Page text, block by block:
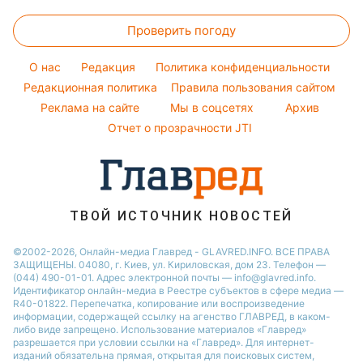
Новости Житомира
Новости Одессы
Погода на сегодня
Погода на завтра
Пылевая буря
Окрашивание волос
Красивый маникюр
Модные ошибки
Новости моды
Советы от Андре Тана
Проверить погоду
O нас Редакция
Политика конфиденциальности
Редакционная политика
Правила пользования сайтом
Реклама на сайте
Мы в соцсетях
Архив
Отчет о прозрачности JTI
ТВОЙ ИСТОЧНИК НОВОСТЕЙ
©2002-2026, Онлайн-медиа Главред - GLAVRED.INFO. ВСЕ ПРАВА
ЗАЩИЩЕНЫ. 04080, г. Киев, ул. Кириловская, дом 23. Телефон —
(044) 490-01-01. Адрес электронной почты — info@glavred.info.
Идентификатор онлайн-медиа в Реестре cубъектов в сфере медиа —
R40-01822. Перепечатка, копирование или воспроизведение
информации, содержащей ссылку на агенство ГЛАВРЕД, в каком-
либо виде запрещено. Использование материалов «Главред»
разрешается при условии ссылки на «Главред». Для интернет-
изданий обязательна прямая, открытая для поисковых систем,